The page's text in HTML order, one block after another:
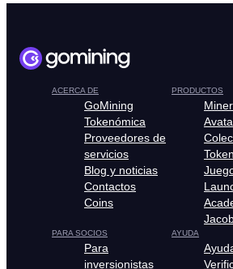
ACERCA DE
GoMining
Tokenómica
Proveedores de
servicios
Blog y noticias
Contactos
Coins
PRODUCTOS
Token
PARA SOCIOS
Para
inversionistas
AYUDA